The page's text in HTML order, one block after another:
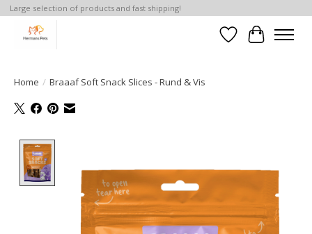
Large selection of products and fast shipping!
Verlanglijst
Home / Braaaf Soft Snack Slices - Rund & Vis